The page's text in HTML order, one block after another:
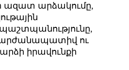
ազատ արձակումը,
արժանապատիվ ու
իրավունքի